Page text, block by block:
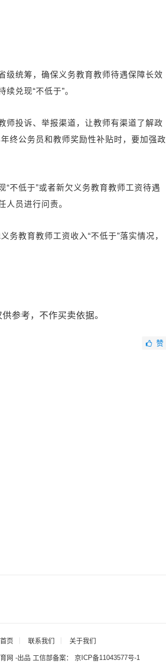
级统筹，确保义务教育教师待遇保障长效
兑现“不低于”。
师投诉、举报渠道，让教师有渠道了解政
终公务员和教师奖励性补贴时，要加强政
不低于”或者新欠义务教育教师工资待遇
人员进行问责。
教育教师工资收入“不低于”落实情况，
参考，不作买卖依据。
赞
首页 联系我们 关于我们
网 -出品 工信部备案： 京ICP备11043577号-1